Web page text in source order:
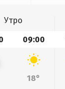
Утро
09:00
18°